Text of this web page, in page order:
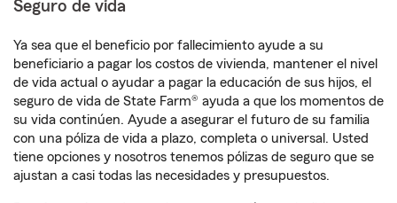
Seguro de vida
Ya sea que el beneficio por fallecimiento ayude a su
beneficiario a pagar los costos de vivienda, mantener el nivel
de vida actual o ayudar a pagar la educación de sus hijos, el
seguro de vida de State Farm® ayuda a que los momentos de
su vida continúen. Ayude a asegurar el futuro de su familia
con una póliza de vida a plazo, completa o universal. Usted
tiene opciones y nosotros tenemos pólizas de seguro que se
ajustan a casi todas las necesidades y presupuestos.